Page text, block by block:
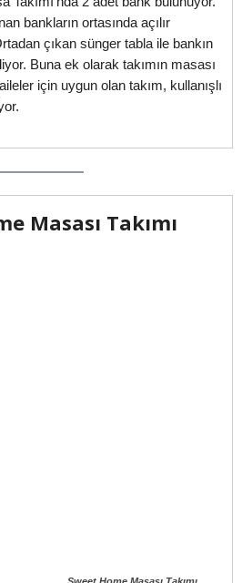
bankların ortasında açılır
çıkan sünger tabla ile bankın
Buna ek olarak takımın masası
için uygun olan takım, kullanışlı
Masası Takımı